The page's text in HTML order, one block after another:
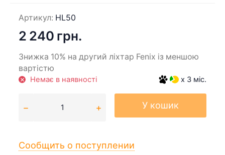
Артикул: HL50
2 240 грн.
Знижка 10% на другий ліхтар Fenix із меншою
вартістю
Немає в наявності x 3 міс.
У кошик
Сообщить о поступлении